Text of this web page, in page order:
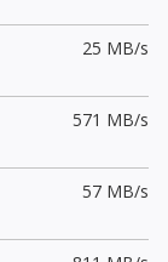
25 MB/s
571 MB/s
57 MB/s